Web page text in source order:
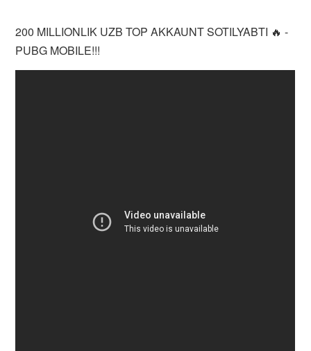
200 MILLIONLIK UZB TOP AKKAUNT SOTILYABTI 🔥 -
PUBG MOBILE!!!